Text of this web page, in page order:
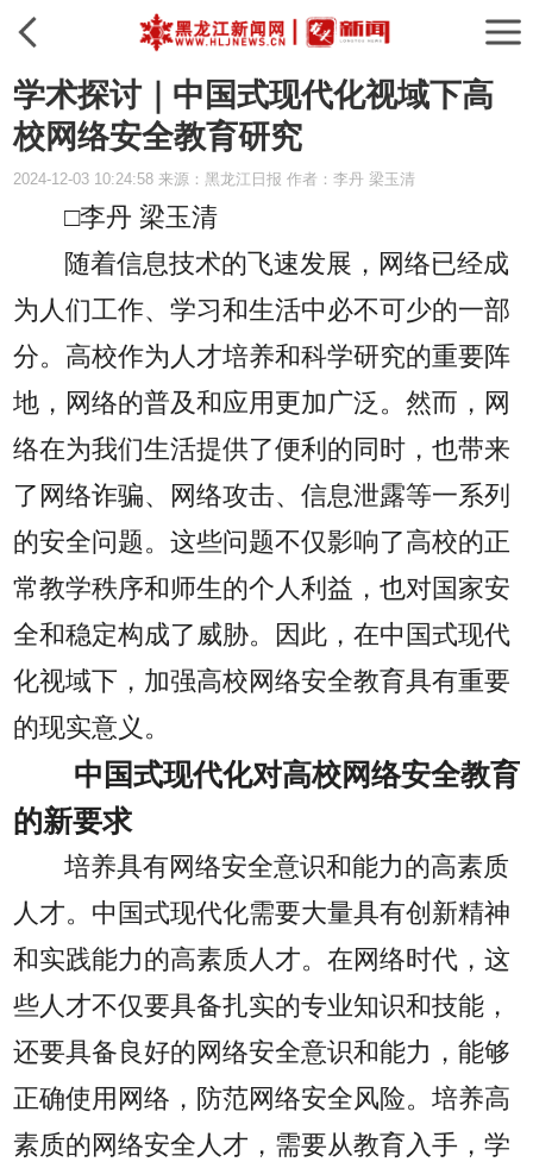
学术探讨｜中国式现代化视域下高
校网络安全教育研究
2024-12-03 10:24:58 来源：黑龙江日报 作者：李丹 梁玉清
□李丹 梁玉清
随着信息技术的飞速发展，网络已经成
为人们工作、学习和生活中必不可少的一部
分。高校作为人才培养和科学研究的重要阵
地，网络的普及和应用更加广泛。然而，网
络在为我们生活提供了便利的同时，也带来
了网络诈骗、网络攻击、信息泄露等一系列
的安全问题。这些问题不仅影响了高校的正
常教学秩序和师生的个人利益，也对国家安
全和稳定构成了威胁。因此，在中国式现代
化视域下，加强高校网络安全教育具有重要
的现实意义。
中国式现代化对高校网络安全教育
的新要求
培养具有网络安全意识和能力的高素质
人才。中国式现代化需要大量具有创新精神
和实践能力的高素质人才。在网络时代，这
些人才不仅要具备扎实的专业知识和技能，
还要具备良好的网络安全意识和能力，能够
正确使用网络，防范网络安全风险。培养高
素质的网络安全人才，需要从教育入手，学